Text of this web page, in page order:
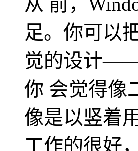
足。你可以
觉的设计——
你 会觉得像
像是以竖着
工作的很好